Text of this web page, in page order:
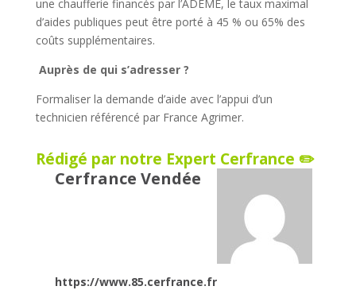
une chaufferie financés par l’ADEME, le taux maximal
d’aides publiques peut être porté à 45 % ou 65% des
coûts supplémentaires.
Auprès de qui s’adresser ?
Formaliser la demande d’aide avec l’appui d’un
technicien référencé par France Agrimer.
Rédigé par notre Expert Cerfrance ✏️
Cerfrance Vendée
https://www.85.cerfrance.fr